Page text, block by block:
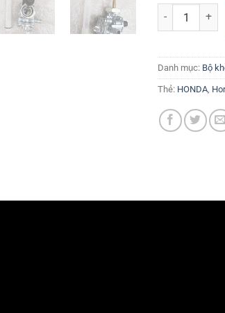
Khóa xăng
Danh mục: Bộ
Thẻ: HONDA